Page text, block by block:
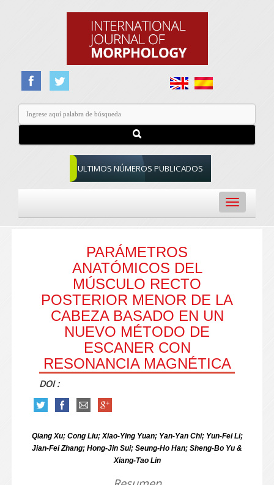
ULTIMOS NÚMEROS PUBLICADOS
Toggle
navigation
PARÁMETROS
ANATÓMICOS DEL
MÚSCULO RECTO
POSTERIOR MENOR DE LA
CABEZA BASADO EN UN
NUEVO MÉTODO DE
ESCANER CON
RESONANCIA MAGNÉTICA
DOI :
Qiang Xu; Cong Liu; Xiao-Ying Yuan; Yan-Yan Chi; Yun-Fei Li;
Jian-Fei Zhang; Hong-Jin Sui; Seung-Ho Han; Sheng-Bo Yu &
Xiang-Tao Lin